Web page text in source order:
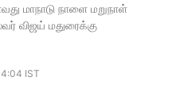
மாநாடு நாளை மறுநாள்
விஜய் மதுரைக்கு
IST